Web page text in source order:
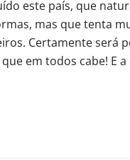
este país, que
mas que tenta
Certamente será
em todos cabe! E